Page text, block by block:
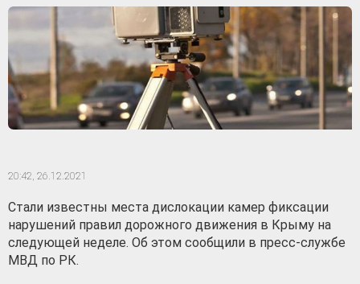
20:42, 26.12.2021
Стали известны места дислокации камер фиксации
нарушений правил дорожного движения в Крыму на
следующей неделе. Об этом сообщили в пресс-службе
МВД по РК.